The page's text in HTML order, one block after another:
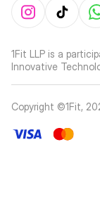
1Fit LLP is a
Innovative
Copyright ©1Fit,